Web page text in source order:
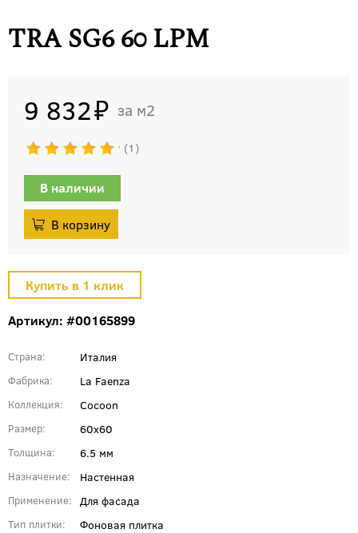
TRA SG6 60 LPM
9 832 м2
1
В наличии
Артикул: #00165899
Страна Италия
Фабрика La Faenza
Коллекция Cocoon
Размер 60x60
Толщина 6.5 мм
Назначение Настенная
Применение Для фасада
Тип плитки Фоновая плитка